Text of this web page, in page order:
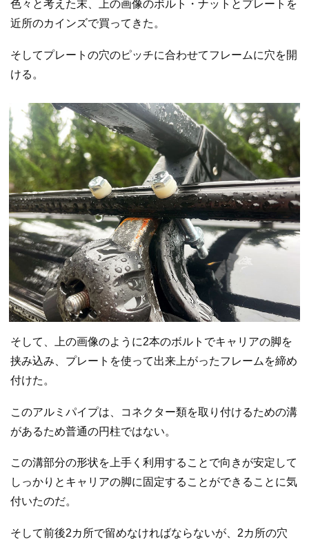
色々と考えた末、上の画像のボルト・ナットとプレートを
近所のカインズで買ってきた。
そしてプレートの穴のピッチに合わせてフレームに穴を開
ける。
そして、上の画像のように2本のボルトでキャリアの脚を
挟み込み、プレートを使って出来上がったフレームを締め
付けた。
このアルミパイプは、コネクター類を取り付けるための溝
があるため普通の円柱ではない。
この溝部分の形状を上手く利用することで向きが安定して
しっかりとキャリアの脚に固定することができることに気
付いたのだ。
そして前後2カ所で留めなければならないが、2カ所の穴